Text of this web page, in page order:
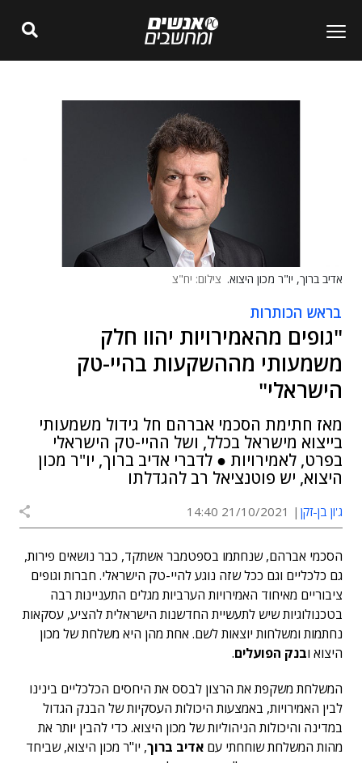
אדיב ברוך, יו"ר מכון היצוא. צילום: יח"צ
בראש הכותרות
"גופים מהאמירויות יהוו חלק
משמעותי מההשקעות בהיי-טק
הישראלי"
מאז חתימת הסכמי אברהם חל גידול משמעותי
בייצוא מישראל בכלל, ושל ההיי-טק הישראלי
בפרט, לאמירויות ● לדברי אדיב ברוך, יו"ר מכון
היצוא, יש פוטנציאל רב להגדלתו
ג'ון בן-זקן 21/10/2021 14:40
הסכמי אברהם, שנחתמו בספטמבר אשתקד, כבר נושאים פירות,
גם כלכליים וגם ככל שזה נוגע להיי-טק הישראלי. חברות וגופים
ציבוריים מאיחוד האמירויות הערביות מגלים התעניינות רבה
בטכנולוגיות שיש לתעשיית החדשנות הישראלית להציע, עסקאות
נחתמות ומשלחות יוצאות לשם. אחת מהן היא משלחת של מכון
היצוא ובנק הפועלים.
המשלחת משקפת את הרצון לבסס את היחסים הכלכליים בינינו
לבין האמירויות, באמצעות היכולות העסקיות של הבנק הגדול
במדינה והיכולות הניהוליות של מכון היצוא. כדי להבין יותר את
מהות המשלחת שוחחתי עם אדיב ברוך, יו"ר מכון היצוא, שביחד